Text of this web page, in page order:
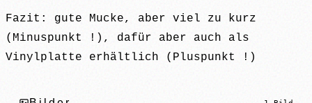
Fazit: gute Mucke, aber viel zu kurz
(Minuspunkt !), dafür aber auch als
Vinylplatte erhältlich (Pluspunkt !)